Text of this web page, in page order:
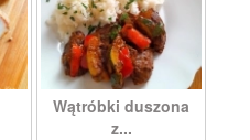
Wątróbki duszona
z...